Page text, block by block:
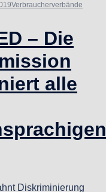
Verbraucherverbände
– Die
alle
Diskriminierung